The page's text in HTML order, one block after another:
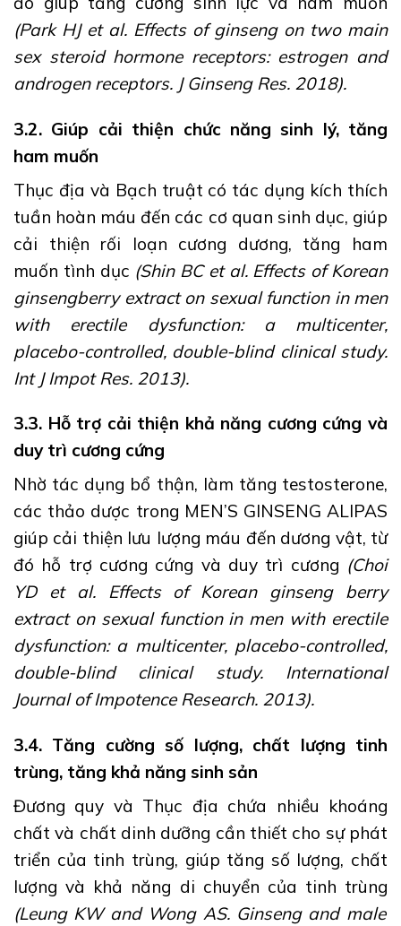
(Park HJ et al. Effects of ginseng on two main
sex steroid hormone receptors: estrogen and
androgen receptors. J Ginseng Res. 2018).
3.2. Giúp cải thiện chức năng sinh lý, tăng
ham muốn
Thục địa và Bạch truật có tác dụng kích thích
tuần hoàn máu đến các cơ quan sinh dục, giúp
cải thiện rối loạn cương dương, tăng ham
muốn tình dục (Shin BC et al. Effects of Korean
ginsengberry extract on sexual function in men
with erectile dysfunction: a multicenter,
placebo-controlled, double-blind clinical study.
Int J Impot Res. 2013).
3.3. Hỗ trợ cải thiện khả năng cương cứng và
duy trì cương cứng
Nhờ tác dụng bổ thận, làm tăng testosterone,
các thảo dược trong MEN’S GINSENG ALIPAS
giúp cải thiện lưu lượng máu đến dương vật, từ
đó hỗ trợ cương cứng và duy trì cương (Choi
YD et al. Effects of Korean ginseng berry
extract on sexual function in men with erectile
dysfunction: a multicenter, placebo-controlled,
double-blind clinical study. International
Journal of Impotence Research. 2013).
3.4. Tăng cường số lượng, chất lượng tinh
trùng, tăng khả năng sinh sản
Đương quy và Thục địa chứa nhiều khoáng
chất và chất dinh dưỡng cần thiết cho sự phát
triển của tinh trùng, giúp tăng số lượng, chất
lượng và khả năng di chuyển của tinh trùng
(Leung KW and Wong AS. Ginseng and male